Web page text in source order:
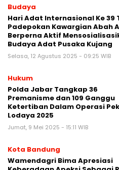
Budaya
Hari Adat Internasional Ke 39
Padepokan Kawargian Abah
Berperna Aktif
Budaya Adat Pusaka Kujang
Selasa, 12 Agustus 2025 - 09:25 WIB
Hukum
Polda Jabar Tangkap 36
Premanisme dan 109 Ganggu
Ketertiban Dalam Operasi
Lodaya 2025
Jumat, 9 Mei 2025 - 15:11 WIB
Kota Bandung
Wamendagri Bima Apresiasi